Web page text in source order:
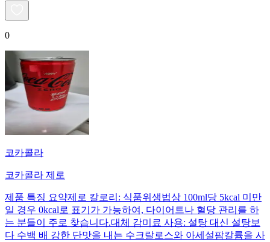
0
코카콜라
코카콜라 제로
제품 특징 요약제로 칼로리: 식품위생법상 100ml당 5kcal 미만
일 경우 0kcal로 표기가 가능하여, 다이어트나 혈당 관리를 하
는 분들이 주로 찾습니다.대체 감미료 사용: 설탕 대신 설탕보
다 수백 배 강한 단맛을 내는 수크랄로스와 아세설팜칼륨을 사